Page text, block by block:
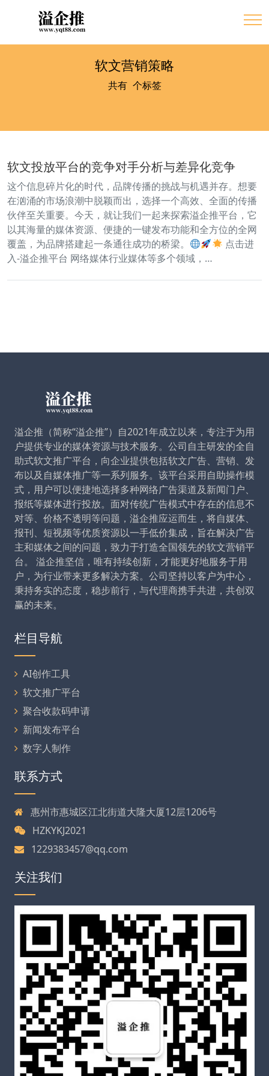
软文营销策略
共有1 个标签
软文投放平台的竞争对手分析与差异化竞争
这个信息碎片化的时代，品牌传播的挑战与机遇并存。想要
在汹涌的市场浪潮中脱颖而出，选择一个高效、全面的传播
伙伴至关重要。今天，就让我们一起来探索溢企推平台，它
以其海量的媒体资源、便捷的一键发布功能和全方位的全网
覆盖，为品牌搭建起一条通往成功的桥梁。
点击进
入-溢企推平台 网络媒体行业媒体等多个领域，…
溢企推（简称“溢企推”）自2021年成立以来，专注于为用
户提供专业的媒体资源与技术服务。公司自主研发的全自
助式软文推广平台，向企业提供包括软文广告、营销、发
布以及自媒体推广等一系列服务。该平台采用自助操作模
式，用户可以便捷地选择多种网络广告渠道及新闻门户、
报纸等媒体进行投放。面对传统广告模式中存在的信息不
对等、价格不透明等问题，溢企推应运而生，将自媒体、
报刊、短视频等优质资源以一手低价集成，旨在解决广告
主和媒体之间的问题，致力于打造全国领先的软文营销平
台。 溢企推坚信，唯有持续创新，才能更好地服务于用
户，为行业带来更多解决方案。公司坚持以客户为中心，
秉持务实的态度，稳步前行，与代理商携手共进，共创双
赢的未来。
栏目导航
AI创作工具
软文推广平台
聚合收款码申请
新闻发布平台
数字人制作
联系方式
惠州市惠城区江北街道大隆大厦12层1206号
HZKYKJ2021
1229383457@qq.com
关注我们